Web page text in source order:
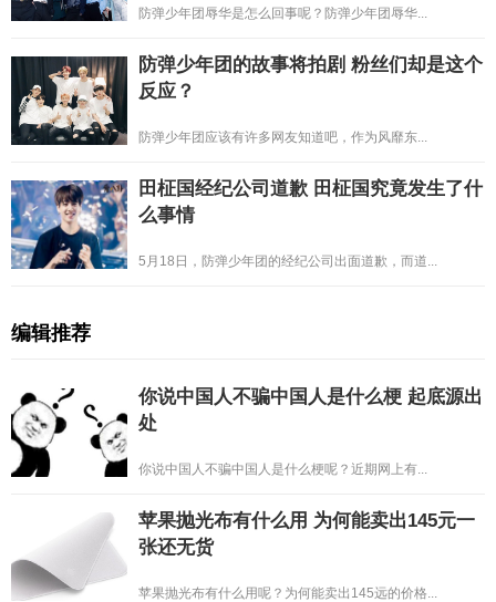
防弹少年团辱华是怎么回事呢？防弹少年团辱华...
防弹少年团的故事将拍剧 粉丝们却是这个
反应？
防弹少年团应该有许多网友知道吧，作为风靡东...
田柾国经纪公司道歉 田柾国究竟发生了什
么事情
5月18日，防弹少年团的经纪公司出面道歉，而道...
编辑推荐
你说中国人不骗中国人是什么梗 起底源出
处
你说中国人不骗中国人是什么梗呢？近期网上有...
苹果抛光布有什么用 为何能卖出145元一
张还无货
苹果抛光布有什么用呢？为何能卖出145远的价格...